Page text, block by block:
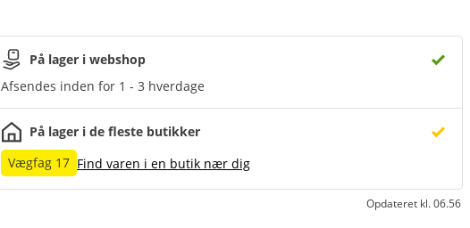
På lager i webshop
Afsendes inden for 1 - 3 hverdage
På lager i de fleste butikker
Vægfag 17 Find varen i en butik nær dig
Opdateret kl. 06.56